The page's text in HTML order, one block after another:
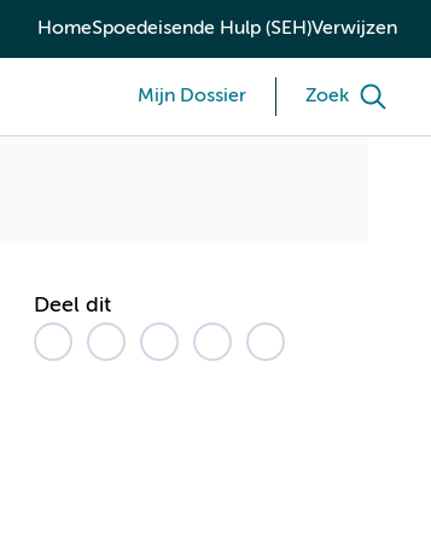
HomeSpoedeisende Hulp (SEH)Verwijzen
Mijn Dossier Zoek
Deel dit